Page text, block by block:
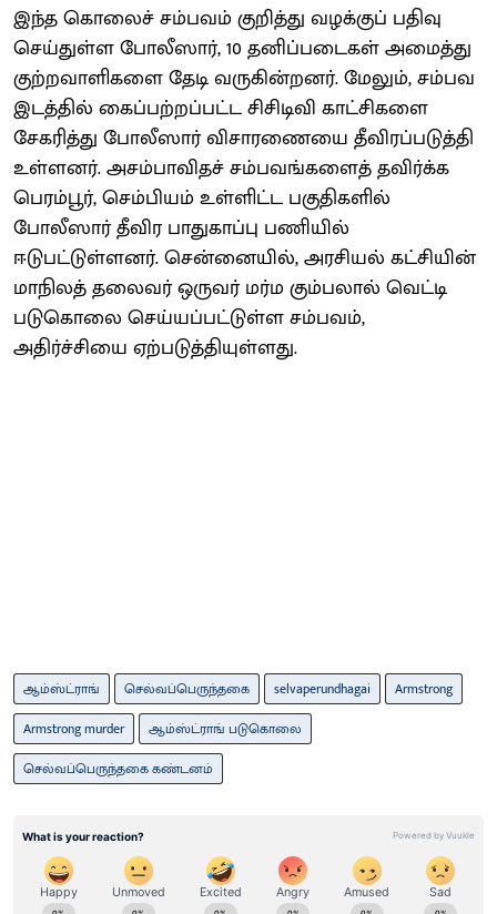
இந்த கொலைச் சம்பவம் குறித்து வழக்குப் பதிவு
செய்துள்ள போலீஸார், 10 தனிப்படைகள் அமைத்து
குற்றவாளிகளை தேடி வருகின்றனர். மேலும், சம்பவ
இடத்தில் கைப்பற்றப்பட்ட சிசிடிவி காட்சிகளை
சேகரித்து போலீஸார் விசாரணையை தீவிரப்படுத்தி
உள்ளனர். அசம்பாவிதச் சம்பவங்களைத் தவிர்க்க
பெரம்பூர், செம்பியம் உள்ளிட்ட பகுதிகளில்
போலீஸார் தீவிர பாதுகாப்பு பணியில்
ஈடுபட்டுள்ளனர். சென்னையில், அரசியல் கட்சியின்
மாநிலத் தலைவர் ஒருவர் மர்ம கும்பலால் வெட்டி
படுகொலை செய்யப்பட்டுள்ள சம்பவம்,
அதிர்ச்சியை ஏற்படுத்தியுள்ளது.
ஆம்ஸ்ட்ராங் செல்வப்பெருந்தகை selvaperundhagai
Armstrong
Armstrong murder
ஆம்ஸ்ட்ராங் படுகொலை
செல்வப்பெருந்தகை கண்டனம்